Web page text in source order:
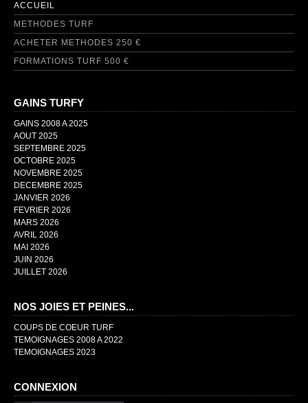
ACCUEIL
METHODES TURF
ACHETER METHODES 250 €
FORMATIONS TURF 500 €
GAINS TURFY
GAINS 2008 A 2025
AOUT 2025
SEPTEMBRE 2025
OCTOBRE 2025
NOVEMBRE 2025
DECEMBRE 2025
JANVIER 2026
FEVRIER 2026
MARS 2026
AVRIL 2026
MAI 2026
JUIN 2026
JUILLET 2026
NOS JOIES ET PEINES...
COUPS DE COEUR TURF
TEMOIGNAGES 2008 A 2022
TEMOIGNAGES 2023
CONNEXION